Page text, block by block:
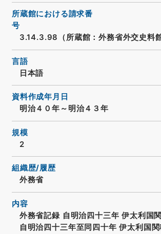
所蔵館における請求番
号
3.14.3.98（所蔵館：外務省外交史料館
言語
日本語
資料作成年月日
明治４０年～明治４３年
規模
2
組織歴/履歴
外務省
内容
外務省記録 自明治四十三年 伊太利国
自明治四十三年至同四十年 伊太利国